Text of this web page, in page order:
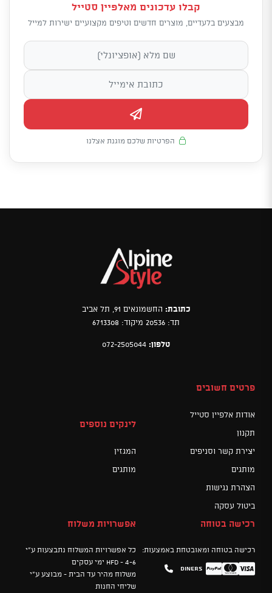
קבלו עדכונים מאלפיין סטייל
מבצעים בלעדיים, מוצרים חדשים וטיפים מקצועיים ישירות למייל
הפרטיות שלכם מוגנת אצלנו
כתובת: החשמונאים 91, תל אביב
תד: 20536 מיקוד: 6713308
טלפון: 072-2505044
פרטים חשובים
אודות אלפיין סטייל
תקנון
יצירת קשר וסניפים
מותגים
הצהרת נגישות
ביטול עסקה
לינקים נוספים
המגזין
מותגים
רכישה בטוחה
רכישה בטוחה ומאובטחת באמצעות:
Visa
Mastercard
PayPal
Diners
אפשרויות משלוח
כל אפשרויות המשלוח נתבצעות ע"י
HFD - 4-6 ימי עסקים
משלוח מהיר עד הבית - מבוצע ע"י
שליחי החנות